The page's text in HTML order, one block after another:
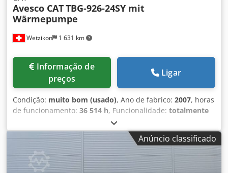
Wetzikon 1 631 km
Avesco CATTBG-926-24SY mit
Wärmepumpe
preços
Ligar
Condição: muito bom (usado), Ano de fabrico: 2007, horas
de funcionamento: 36 514 h, Funcionalidade: totalmente
, tipo de corrente de entrada:
potência:300 kW (407,89 cv), combustível:gás doméstico
, tipo de refrigeração:água, Equipamento:
documentação / manual, CGT, Central de Cogeração
AVESCO CAT TBG-926-24SY com bomba de calor Após a
Anúncio classificado